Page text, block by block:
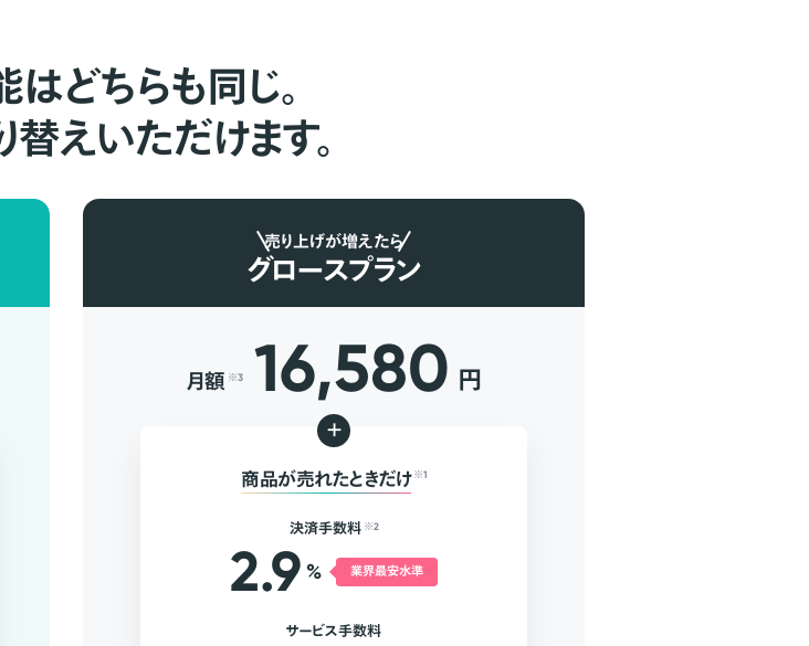
どちらも同じ。
えいただけます。
売り上げが増えたら
グロースプラン
月額 ※3 16,580 円
+
商品が売れたときだけ ※1
決済手数料 ※2
2.9 % 業界最安水準
サービス手数料